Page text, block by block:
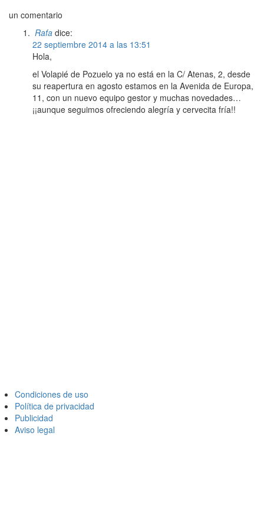
un comentario
Rafa dice:
22 septiembre 2014 a las 13:51
Hola,
el Volapié de Pozuelo ya no está en la C/ Atenas, 2, desde
su reapertura en agosto estamos en la Avenida de Europa,
11, con un nuevo equipo gestor y muchas novedades…
¡¡aunque seguimos ofreciendo alegría y cervecita fría!!
Condiciones de uso
Política de privacidad
Publicidad
Aviso legal